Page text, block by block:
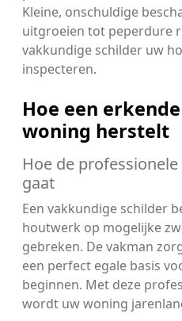
Kleine, onschuldige
uitgroeien tot peperdure
vakkundige schilder uw
inspecteren.
Hoe een
woning herstelt
Hoe de
gaat
Een vakkundige schilder
houtwerk op mogelijke
gebreken. De vakman
een perfect egale basis
beginnen. Met deze
wordt uw woning